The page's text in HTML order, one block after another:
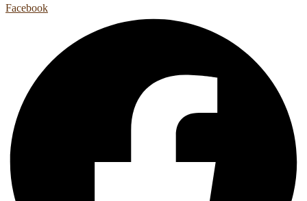
Facebook